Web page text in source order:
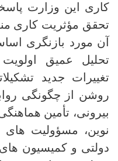
کاری این وزارت
تحقق مؤثریت کاری
آن مورد بازنگری
تحلیل عمیق
تغییرات جدید
روشن از چگونگی
بیرونی، تأمین
نوین، مسؤولیت های
دولتی و کمیسیون